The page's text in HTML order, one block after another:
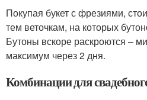
Покупая букет с фрезиями,
тем веточкам, на которых
Бутоны вскоре раскроются –
максимум через 2 дня.
Комбинации для